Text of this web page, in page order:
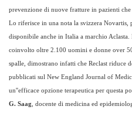
prevenzione di nuove fratture in pazienti
Lo riferisce in una nota la svizzera Novartis
disponibile anche in Italia a marchio
coinvolto oltre 2.100 uomini e donne over
spalle, dimostrano infatti che Reclast riduce
pubblicati sul New England Journal of
un''efficace opzione terapeutica per questa
G. Saag , docente di medicina ed